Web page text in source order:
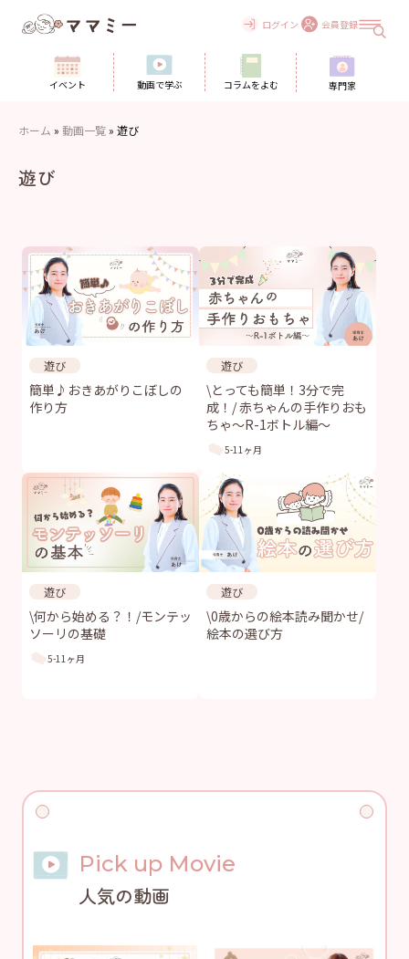
ログイン 会員登録
イベント 動画で学ぶ コラムをよむ 専門家
ホーム » 動画一覧» 遊び
遊び
遊び
簡単♪おきあがりこぼしの
作り方
遊び
\とっても簡単！3分で完
成！/ 赤ちゃんの手作りおも
ちゃ〜R-1ボトル編〜
5-11ヶ月
遊び
\何から始める？！/モンテッ
ソーリの基礎
5-11ヶ月
遊び
\0歳からの絵本読み聞かせ/
絵本の選び方
Pick up Movie
人気の動画